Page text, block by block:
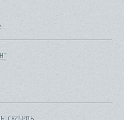
скачать